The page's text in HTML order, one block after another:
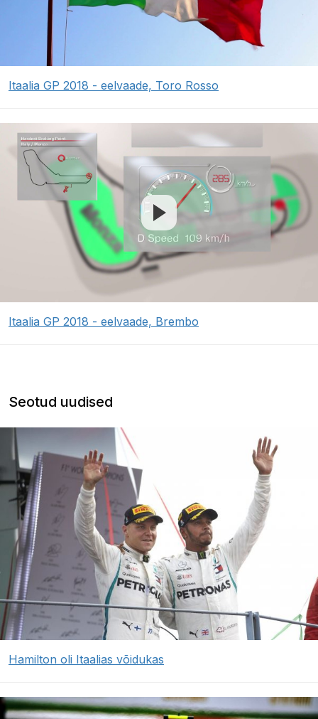
Itaalia GP 2018 - eelvaade, Toro Rosso
Itaalia GP 2018 - eelvaade, Brembo
Seotud uudised
Hamilton oli Itaalias võidukas